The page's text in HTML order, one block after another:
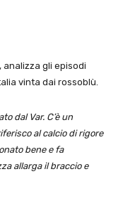
analizza gli episodi
vinta dai rossoblù.
dal Var. C’è un
al calcio di rigore
bene e fa
allarga il braccio e